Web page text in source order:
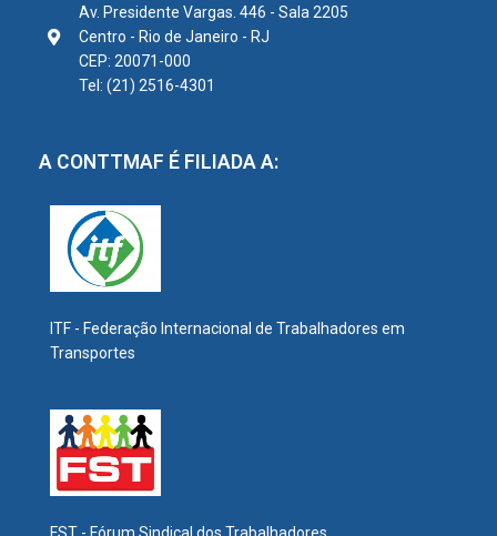
Av. Presidente Vargas. 446 - Sala 2205
Centro - Rio de Janeiro - RJ
CEP: 20071-000
Tel: (21) 2516-4301
A CONTTMAF É FILIADA A:
ITF - Federação Internacional de Trabalhadores em
Transportes
FST - Fórum Sindical dos Trabalhadores